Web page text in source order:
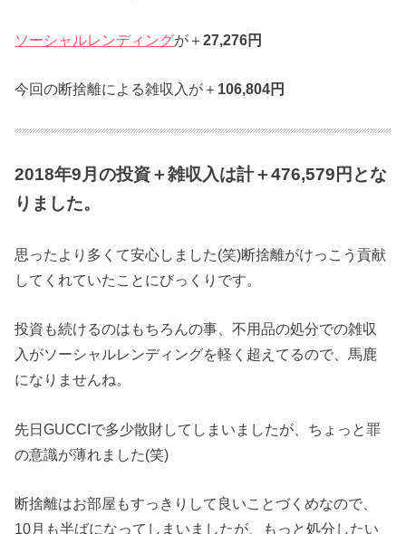
ソーシャルレンディングが＋27,276円
今回の断捨離による雑収入が＋ 106,804円
2018年9月の投資＋雑収入は計＋476,579円とな
りました。
思ったより多くて安心しました(笑)断捨離がけっこう貢献
してくれていたことにびっくりです。
投資も続けるのはもちろんの事、不用品の処分での雑収
入がソーシャルレンディングを軽く超えてるので、馬鹿
になりませんね。
先日GUCCIで多少散財してしまいましたが、ちょっと罪
の意識が薄れました(笑)
断捨離はお部屋もすっきりして良いことづくめなので、
10月も半ばになってしまいましたが、もっと処分したい